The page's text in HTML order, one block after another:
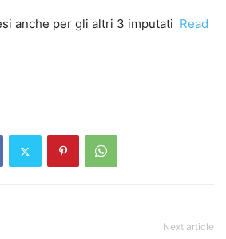
anche per gli altri 3 imputati
Read
Next article